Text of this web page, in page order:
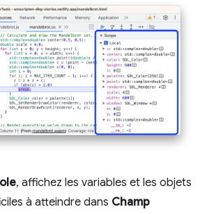
, affichez les variables et les objets
à atteindre dans Champ